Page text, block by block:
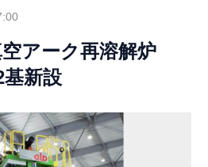
アーク再溶解炉
新設